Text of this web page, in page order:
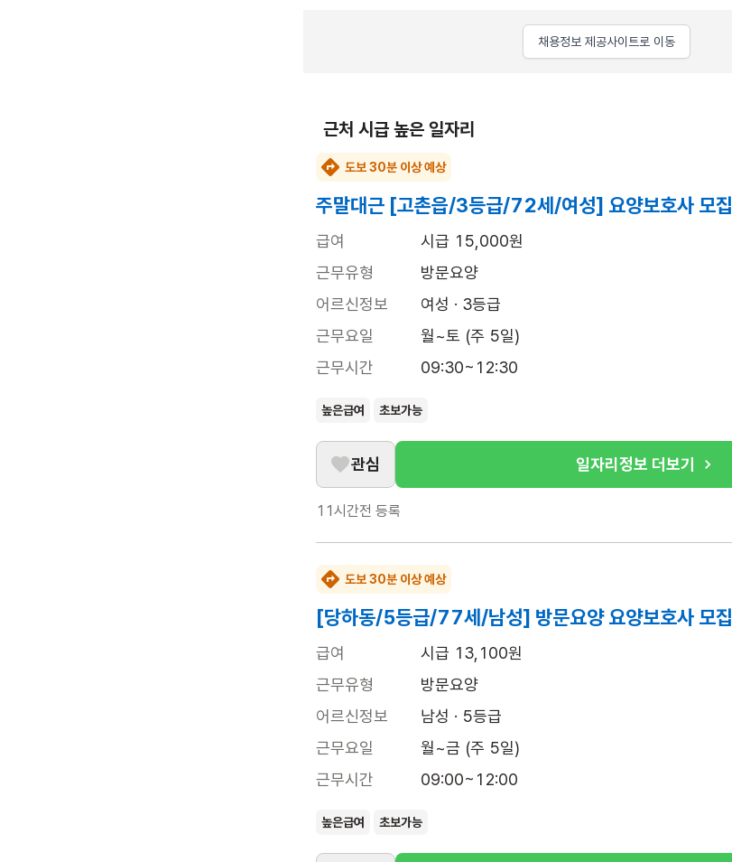
채용정보 제공사이트로 이동
근처 시급 높은 일자리
도보 30분 이상 예상
주말대근 [고촌읍/3등급/72세/여성] 요양보호사 모집
급여
시급 15,000원
근무유형
방문요양
어르신정보
여성 · 3등급
근무요일
월~토 (주 5일)
근무시간
09:30~12:30
높은급여 초보가능
관심 일자리정보 더보기
11시간전 등록
도보 30분 이상 예상
[당하동/5등급/77세/남성] 방문요양 요양보호사 모집
급여
시급 13,100원
근무유형
방문요양
어르신정보
남성 · 5등급
근무요일
월~금 (주 5일)
근무시간
09:00~12:00
높은급여 초보가능